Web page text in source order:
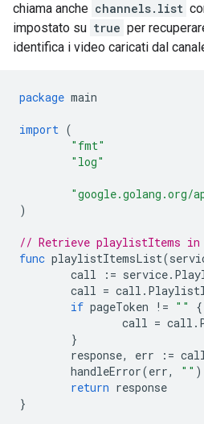
chiama anche channels.list
impostato su true per
identifica i video caricati dal
package main
import (
"fmt"
"log"
"google.golang.org/
)
// Retrieve playlistItems
func playlistItemsList(
call
:= service.
call = call .
if pageToken != ""
{
call = call .
}
response, err :=
handleError(err, "" )
return response
}